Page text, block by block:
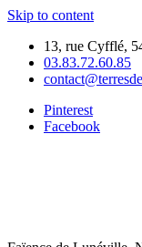
Skip to content
13, rue Cyfflé,
03.83.72.60.85
Pinterest
Facebook